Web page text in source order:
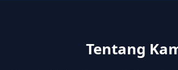
Tentang